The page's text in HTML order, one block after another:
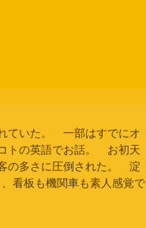
ていた。　一部はすでにオ
トの英語でお話。　お初天
の多さに圧倒された。　淀
看板も機関車も素人感覚で